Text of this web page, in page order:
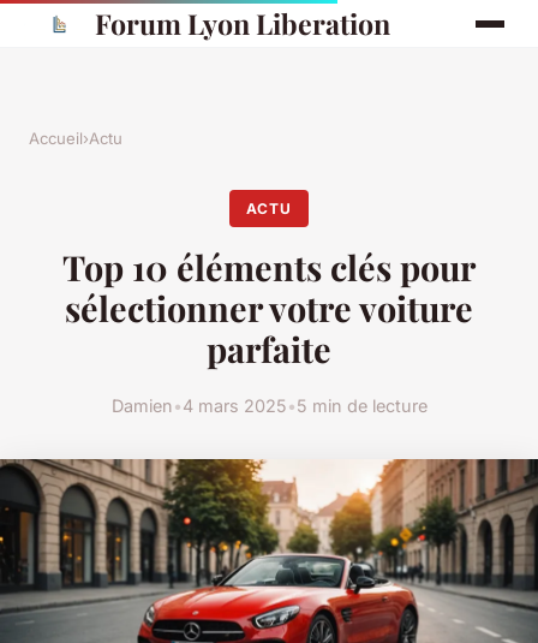
Forum Lyon Liberation
Accueil›Actu
ACTU
Top 10 éléments clés pour
sélectionner votre voiture
parfaite
Damien•4 mars 2025•5 min de lecture